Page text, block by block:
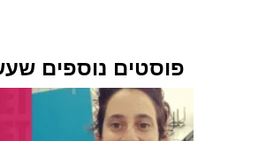
פוסטים נוספים